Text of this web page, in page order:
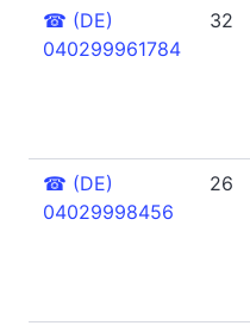
☎ (DE)
040299961784
32
☎ (DE)
04029998456
26